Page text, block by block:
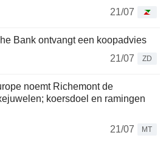
21/07
Bank ontvangt een koopadvies
21/07
ZD
noemt Richemont de
koersdoel en ramingen
21/07
MT